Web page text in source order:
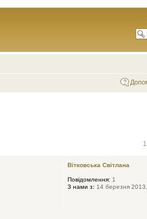
Вітковська Світлана
Повідомлення: 1
З нами з: 14 березня